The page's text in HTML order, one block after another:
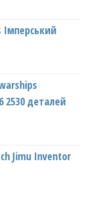
Імперський
2530 деталей
Jimu Inventor